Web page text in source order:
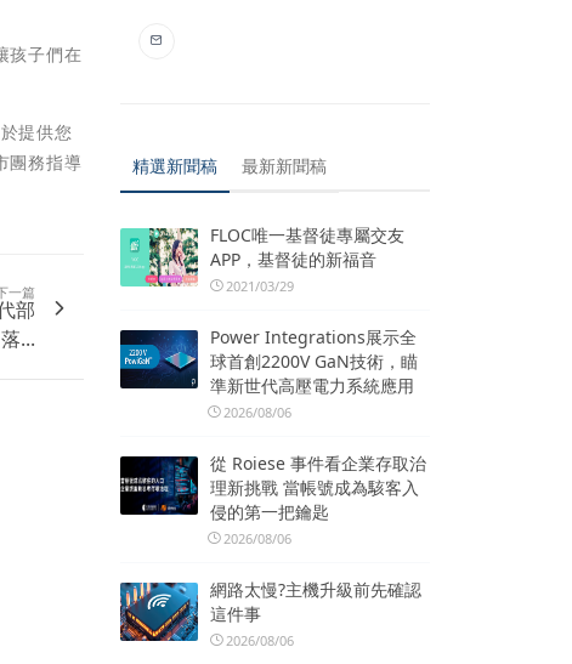
孩子們在
提供您
團務指導
一篇
部
落...
精選新聞稿 最新新聞稿
FLOC唯一基督徒專屬交友
APP，基督徒的新福音
2021/03/29
Power Integrations展示全
球首創2200V GaN技術，瞄
準新世代高壓電力系統應用
2026/08/06
從 Roiese 事件看企業存取治
理新挑戰 當帳號成為駭客入
侵的第一把鑰匙
2026/08/06
網路太慢?主機升級前先確認
這件事
2026/08/06